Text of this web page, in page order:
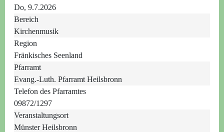
Do, 9.7.2026
Bereich
Kirchenmusik
Region
Fränkisches Seenland
Pfarramt
Evang.-Luth. Pfarramt Heilsbronn
Telefon des Pfarramtes
09872/1297
Veranstaltungsort
Münster Heilsbronn